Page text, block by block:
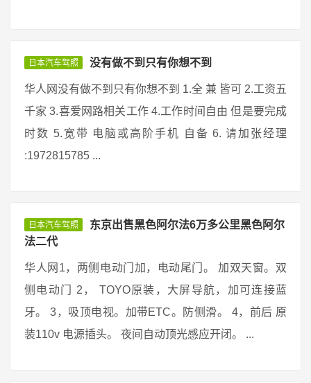
日本汽车驾照 没有做不到只有你想不到
华人网没有做不到只有你想不到 1.全 兼 皆可 2.工资五
千家 3.喜爱网路相关工作 4.工作时间自由 但是要完成
时数 5.宽带 电脑或高阶手机 自备 6. 请加张经理
:1972815785 ...
日本汽车驾照
东京出售黑色阿尔法6万多公里黑色阿尔
法二代
华人网1，两侧电动门加，电动尾门。 加双天窗。双
侧电动门 2， TOYO原装，大屏导航，加可连接蓝
牙。 3，吸顶电视。加带ETC。防侧滑。 4，前后 原
装110v 电源插头。 夜间自动顶光感应开闭。 ...